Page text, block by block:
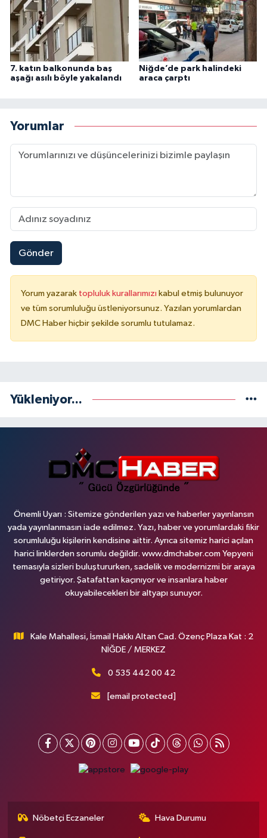
7. katın balkonunda baş
aşağı asılı böyle yakalandı
Niğde’de park halindeki
araca çarptı
Yorumlar
Gönder
Yorum yazarak topluluk kurallarımızı kabul etmiş bulunuyor
ve tüm sorumluluğu üstleniyorsunuz. Yazılan yorumlardan
DMC Haber hiçbir şekilde sorumlu tutulamaz.
Yükleniyor...
Önemli Uyarı : Sitemize gönderilen yazı ve haberler yayınlansın
yada yayınlanmasın iade edilmez. Yazı, haber ve yorumlardaki fikir
sorumluluğu kişilerin kendisine aittir. Ayrıca sitemiz harici açılan
harici linklerden sorumlu değildir. www.dmchaber.com Yepyeni
temasıyla sizleri buluştururken, sadelik ve modernizmi bir araya
getiriyor. Şatafattan kaçınıyor ve insanlara haber
okuyabilecekleri bir altyapı sunuyor.
Kale Mahallesi, İsmail Hakkı Altan Cad. Özenç Plaza Kat : 2
NİĞDE / MERKEZ
0 535 442 00 42
[email protected]
Nöbetçi Eczaneler Hava Durumu